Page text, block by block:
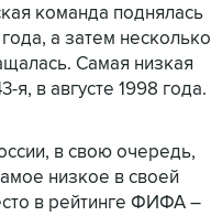
команда поднялась
а затем несколько
Самая низкая
я, в августе 1998 года.
в свою очередь,
низкое в своей
в рейтинге ФИФА –